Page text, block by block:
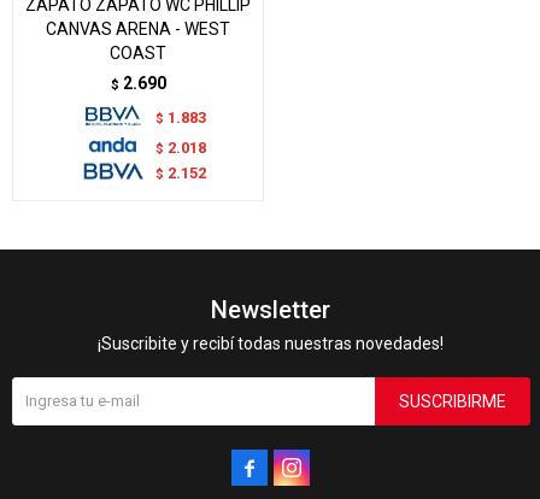
ZAPATO ZAPATO WC PHILLIP
CANVAS ARENA - WEST
COAST
$ 2.690
$ 1.883
$ 2.018
$ 2.152
Newsletter
¡Suscribite y recibí todas nuestras novedades!
SUSCRIBIRME
 